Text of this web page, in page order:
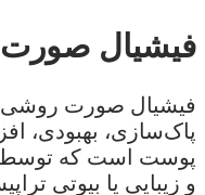
فیشیال
فیشیال صورت روشی
پاک‌سازی، بهبودی،
پوست است که